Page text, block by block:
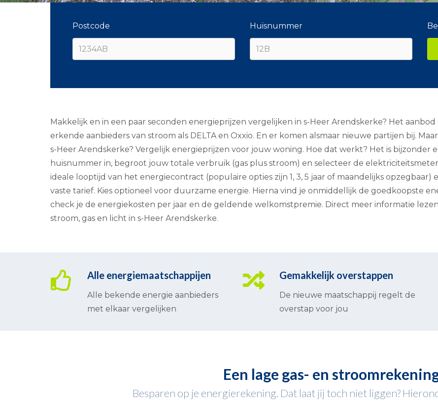
Postcode Huisnummer
Makkelijk en in een paar seconden energieprijzen vergelijken in s-Heer Arendskerke? Het
erkende aanbieders van stroom als DELTA en Oxxio. En er komen alsmaar nieuwe partijen bij.
s-Heer Arendskerke? Vergelijk energieprijzen voor jouw woning. Hoe dat werkt? Het is bijzonder
huisnummer in, begroot jouw totale verbruik (gas plus stroom) en selecteer de
ideale looptijd van het energiecontract (populaire opties zijn 1, 3, 5 jaar of maandelijks
vaste tarief. Kies optioneel voor duurzame energie. Hierna vind je onmiddellijk de goedkoopste
check je de energiekosten per jaar en de geldende welkomstpremie. Direct meer informatie
stroom, gas en licht in s-Heer Arendskerke.
Alle energiemaatschappijen
Alle bekende energie aanbieders
met elkaar vergelijken
Gemakkelijk overstappen
De nieuwe maatschappij regelt de
overstap voor jou
Een lage gas- en
Besparen op je energierekening. Dat laat jij toch niet liggen?